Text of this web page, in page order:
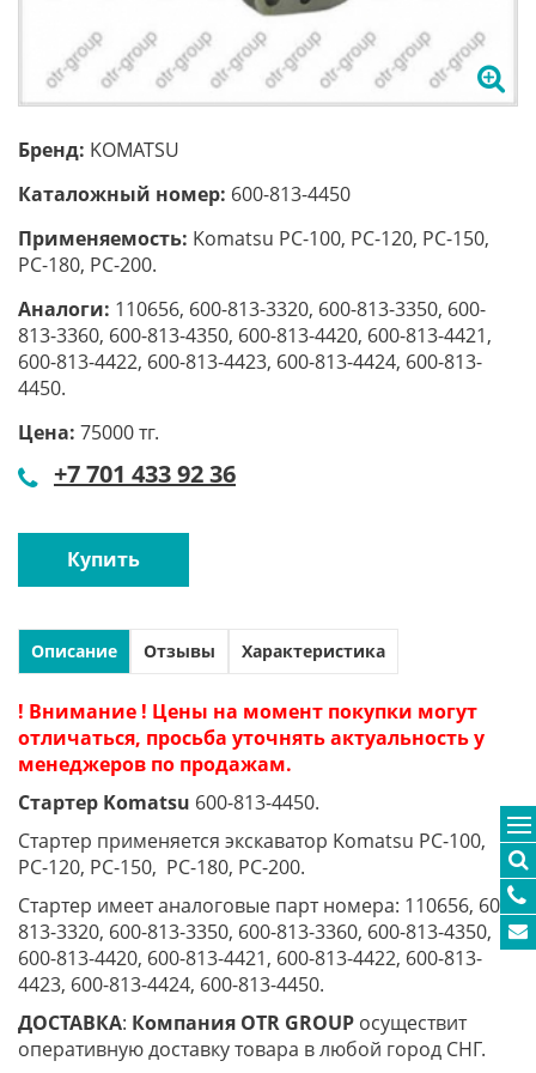
Бренд: KOMATSU
Каталожный номер: 600-813-4450
Применяемость: Komatsu PC-100, PC-120, PC-150,
PC-180, PC-200.
Аналоги: 110656, 600-813-3320, 600-813-3350, 600-
813-3360, 600-813-4350, 600-813-4420, 600-813-4421,
600-813-4422, 600-813-4423, 600-813-4424, 600-813-
4450.
Цена: 75000 тг.
+7 701 433 92 36
Купить
Описание Отзывы Характеристика
! Внимание ! Цены на момент покупки могут
отличаться, просьба уточнять актуальность у
менеджеров по продажам.
Стартер Komatsu 600-813-4450.
Стартер применяется экскаватор Komatsu PC-100,
PC-120, PC-150, PC-180, PC-200.
Стартер имеет аналоговые парт номера: 110656, 600-
813-3320, 600-813-3350, 600-813-3360, 600-813-4350,
600-813-4420, 600-813-4421, 600-813-4422, 600-813-
4423, 600-813-4424, 600-813-4450.
ДОСТАВКА: Компания OTR GROUP осуществит
оперативную доставку товара в любой город СНГ.